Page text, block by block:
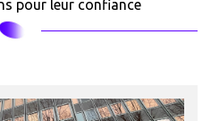
pour leur confiance